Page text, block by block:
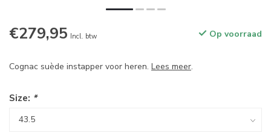
€279,95 Incl. btw Op voorraad
Cognac suède instapper voor heren. Lees meer.
Size: *